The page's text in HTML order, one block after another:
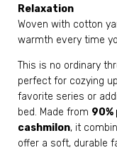
Relaxation
Woven with cotton
warmth every time
This is no ordinary
perfect for cozying
favorite series or
bed. Made from
cashmilon, it
offer a soft, durable